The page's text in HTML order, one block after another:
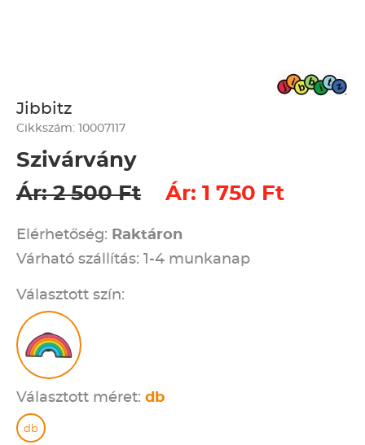
Jibbitz
Cikkszám: 10007117
Szivárvány
Ár: 2 500 Ft
Ár: 1 750 Ft
Elérhetőség: Raktáron
Várható szállítás: 1-4 munkanap
Választott szín:
Választott méret: db
db